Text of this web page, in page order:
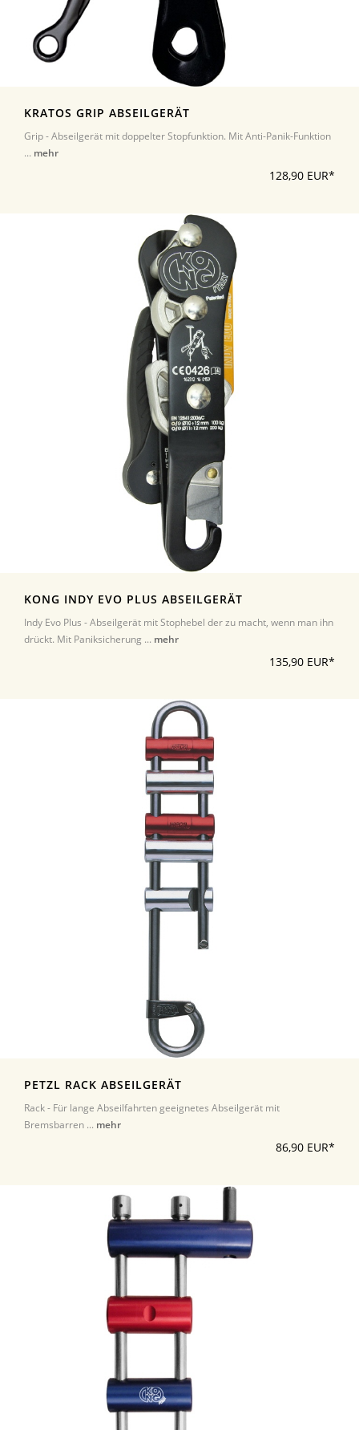
KRATOS GRIP ABSEILGERÄT
Grip - Abseilgerät mit doppelter Stopfunktion. Mit Anti-Panik-Funktion
... mehr
128,90 EUR*
KONG INDY EVO PLUS ABSEILGERÄT
Indy Evo Plus - Abseilgerät mit Stophebel der zu macht, wenn man ihn
drückt. Mit Paniksicherung ... mehr
135,90 EUR*
PETZL RACK ABSEILGERÄT
Rack - Für lange Abseilfahrten geeignetes Abseilgerät mit
Bremsbarren ... mehr
86,90 EUR*